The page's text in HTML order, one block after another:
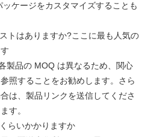
ケージをカスタマイズすることも
トはありますか?ここに最も人気の
製品の MOQ は異なるため、関心
照することをお勧めします。さら
は、製品リンクを送信してくださ
す。
らいかかりますか